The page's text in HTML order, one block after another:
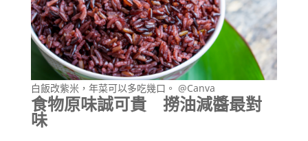
白飯改紫米，年菜可以多吃幾口。 @Canva
食物原味誠可貴 撈油減醬最對
味